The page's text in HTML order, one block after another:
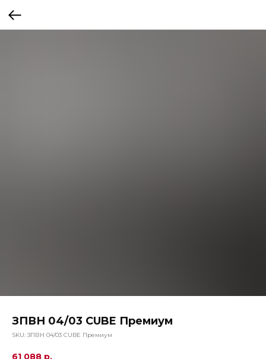
ЗПВН 04/03 СUBE Премиум
SKU: ЗПВН 04/03 СUBE Премиум
61 088 р.